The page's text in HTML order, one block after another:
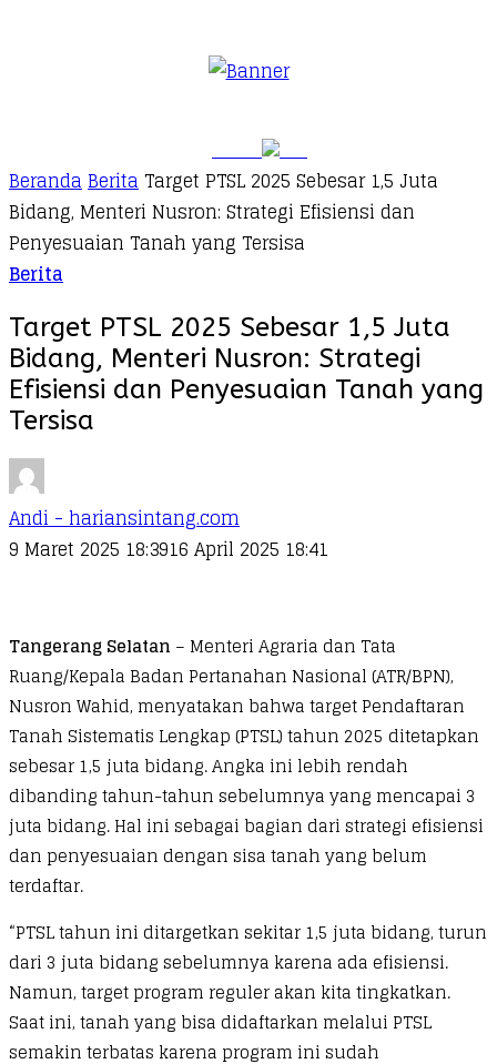
BerandaBeritaTarget PTSL 2025 Sebesar 1,5 Juta
Bidang, Menteri Nusron: Strategi Efisiensi dan
Penyesuaian Tanah yang Tersisa
Berita
Target PTSL 2025 Sebesar 1,5 Juta
Bidang, Menteri Nusron: Strategi
Efisiensi dan Penyesuaian Tanah yang
Tersisa
Andi - hariansintang.com
9 Maret 2025 18:3916 April 2025 18:41
Tangerang Selatan – Menteri Agraria dan Tata
Ruang/Kepala Badan Pertanahan Nasional (ATR/BPN),
Nusron Wahid, menyatakan bahwa target Pendaftaran
Tanah Sistematis Lengkap (PTSL) tahun 2025 ditetapkan
sebesar 1,5 juta bidang. Angka ini lebih rendah
dibanding tahun-tahun sebelumnya yang mencapai 3
juta bidang. Hal ini sebagai bagian dari strategi efisiensi
dan penyesuaian dengan sisa tanah yang belum
terdaftar.
“PTSL tahun ini ditargetkan sekitar 1,5 juta bidang, turun
dari 3 juta bidang sebelumnya karena ada efisiensi.
Namun, target program reguler akan kita tingkatkan.
Saat ini, tanah yang bisa didaftarkan melalui PTSL
semakin terbatas karena program ini sudah